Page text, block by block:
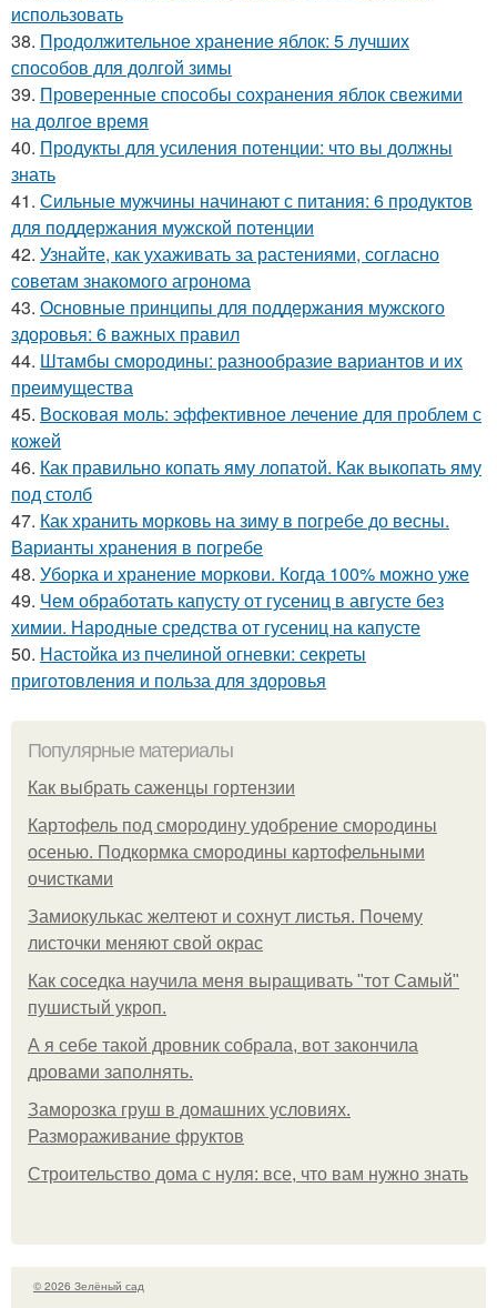
использовать
38. Продолжительное хранение яблок: 5 лучших
способов для долгой зимы
39. Проверенные способы сохранения яблок свежими
на долгое время
40. Продукты для усиления потенции: что вы должны
знать
41. Сильные мужчины начинают с питания: 6 продуктов
для поддержания мужской потенции
42. Узнайте, как ухаживать за растениями, согласно
советам знакомого агронома
43. Основные принципы для поддержания мужского
здоровья: 6 важных правил
44. Штамбы смородины: разнообразие вариантов и их
преимущества
45. Восковая моль: эффективное лечение для проблем с
кожей
46. Как правильно копать яму лопатой. Как выкопать яму
под столб
47. Как хранить морковь на зиму в погребе до весны.
Варианты хранения в погребе
48. Уборка и хранение моркови. Когда 100% можно уже
49. Чем обработать капусту от гусениц в августе без
химии. Народные средства от гусениц на капусте
50. Настойка из пчелиной огневки: секреты
приготовления и польза для здоровья
Популярные материалы
Как выбрать саженцы гортензии
Картофель под смородину удобрение смородины
осенью. Подкормка смородины картофельными
очистками
Замиокулькас желтеют и сохнут листья. Почему
листочки меняют свой окрас
Как соседка научила меня выращивать "тот Самый"
пушистый укроп.
А я себе такой дровник собрала, вот закончила
дровами заполнять.
Заморозка груш в домашних условиях.
Размораживание фруктов
Строительство дома с нуля: все, что вам нужно знать
© 2026 Зелёный сад